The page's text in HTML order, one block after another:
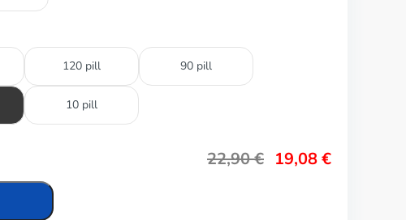
120 pill 90 pill
10 pill
22,90€ 19,08€